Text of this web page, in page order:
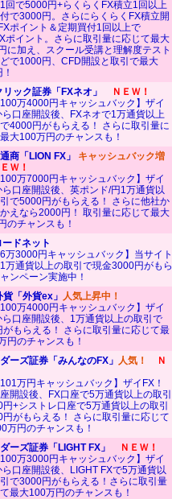
回で5000円+らくらくFX積立1回以上
で3000円。さらにらくらくFX積立開
ポイント＆定期買付1回以上で
ポイント。さらに取引量に応じて最大
に加え、スクール受講と理解度テスト
で1000円、CFD開設と取引で最大
リック証券「FXネオ」
ＮＥＷ！
100万4000円キャッシュバック】ザイ
ら口座開設後、FXネオで1万通貨以上
4000円がもらえる！ さらに取引量に
大100万円のチャンスも！
商「LION FX」 キャッシュバック増
Ｗ！
100万7000円キャッシュバック】ザイ
ら口座開設後、英ポンド/円1万通貨以
で5000円がもらえる！ さらに他社か
えなら2000円！ 取引量に応じて最大
のチャンスも！
ードネット
6万3000円キャッシュバック】当サイト
万通貨以上の取引で現金3000円がもら
ンペーン実施中！
「外貨ex」 人気上昇中！
100万4000円キャッシュバック】ザイ
ら口座開設後、1万通貨以上の取引で
がもらえる！ さらに取引量に応じて最
円のチャンスも！
ダーズ証券「みんなのFX」 人気！
Ｎ
101万円キャッシュバック】ザイFX！
開設後、FX口座で5万通貨以上の取引
+シストレ口座で5万通貨以上の取引
がもらえる！ さらに取引量に応じて
万円のチャンスも！
ーズ証券「LIGHT FX」
ＮＥＷ！
100万3000円キャッシュバック】ザイ
ら口座開設後、LIGHT FXで5万通貨以
で3000円がもらえる！さらに取引量
最大100万円のチャンスも！